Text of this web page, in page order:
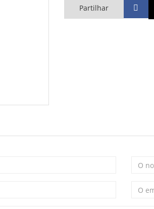
Partilhar